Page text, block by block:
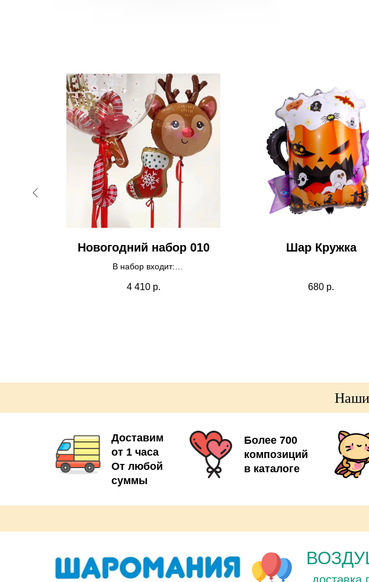
Новогодний набор 010
В набор входит:
- носок 1шт
4 410 р.
Шар Кружка
680 р.
Наши
Доставим
от 1 часа
От любой
суммы
Более 700
композиций
в каталоге